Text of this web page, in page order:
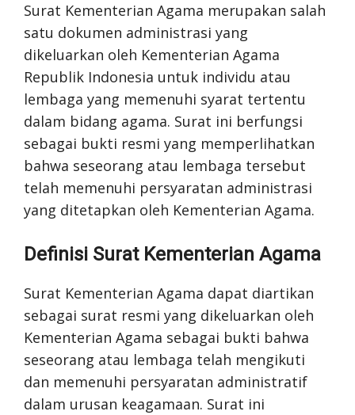
Surat Kementerian Agama merupakan salah
satu dokumen administrasi yang
dikeluarkan oleh Kementerian Agama
Republik Indonesia untuk individu atau
lembaga yang memenuhi syarat tertentu
dalam bidang agama. Surat ini berfungsi
sebagai bukti resmi yang memperlihatkan
bahwa seseorang atau lembaga tersebut
telah memenuhi persyaratan administrasi
yang ditetapkan oleh Kementerian Agama.
Definisi Surat Kementerian Agama
Surat Kementerian Agama dapat diartikan
sebagai surat resmi yang dikeluarkan oleh
Kementerian Agama sebagai bukti bahwa
seseorang atau lembaga telah mengikuti
dan memenuhi persyaratan administratif
dalam urusan keagamaan. Surat ini